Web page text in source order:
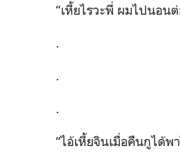
“เหี้ยไรวะพี่ ผมไปนอน
.
.
.
“ไอ้เหี้ยจินเมื่อคืนกูได้พ